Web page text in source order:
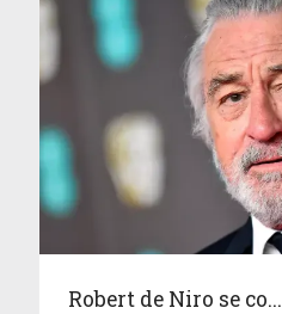
Robert de Niro se co...